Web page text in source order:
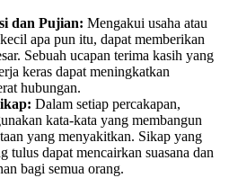
dan Pujian: Mengakui usaha atau
apa pun itu, dapat memberikan
Sebuah ucapan terima kasih yang
keras dapat meningkatkan
hubungan.
Dalam setiap percakapan,
kata-kata yang membangun
yang menyakitkan. Sikap yang
tulus dapat mencairkan suasana dan
bagi semua orang.